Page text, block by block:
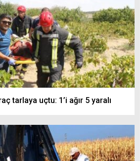
tarlaya uçtu: 1’i ağır 5 yaralı